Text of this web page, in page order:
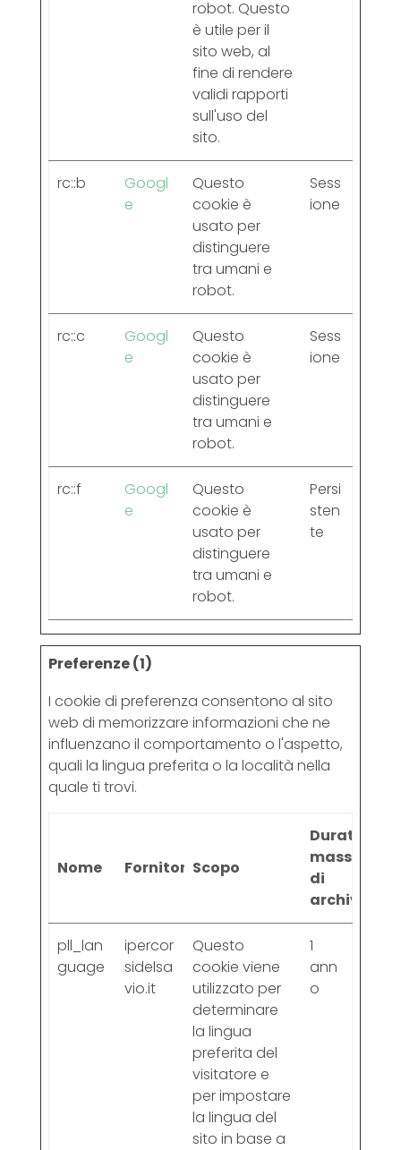
robot. Questo
è utile per il
sito web, al
fine di rendere
validi rapporti
sull'uso del
sito.
rc::b
Googl
e
Questo
cookie è
usato per
distinguere
tra umani e
robot.
Sess
ione
rc::c
Googl
e
Questo
cookie è
usato per
distinguere
tra umani e
robot.
Sess
ione
rc::f
Googl
e
Questo
cookie è
usato per
distinguere
tra umani e
robot.
Persi
sten
te
Preferenze (1)
I cookie di preferenza consentono al sito
web di memorizzare informazioni che ne
influenzano il comportamento o l'aspetto,
quali la lingua preferita o la località nella
quale ti trovi.
Nome FornitoreScopo
Durata
massima
di
pll_lan
guage
ipercor
sidelsa
vio.it
Questo
cookie viene
utilizzato per
determinare
la lingua
preferita del
visitatore e
per impostare
la lingua del
sito in base a
1
ann
o